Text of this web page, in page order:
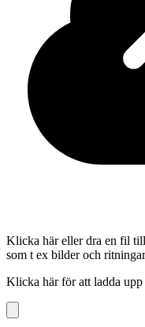
Klicka här eller dra en fil
som t ex bilder och
Klicka här för att ladda